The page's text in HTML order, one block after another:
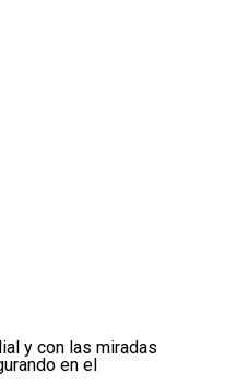
y con las miradas
en el